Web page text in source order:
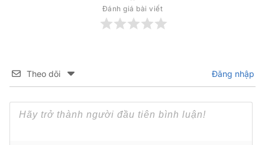
Đánh giá bài viết
Theo dõi Đăng nhập